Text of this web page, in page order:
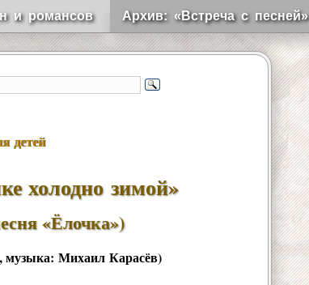
и романсов Архив: «Встреча с песней»
детей
холодно зимой»
«Ёлочка»)
, музыка: Михаил Карасёв)